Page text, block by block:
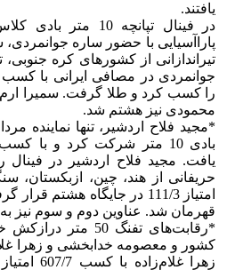
یافتند.
پاراآسیایی با حضور ساره
تیراندازانی از کشورهای کره
را کسب کرد و طلا گرفت. سمیرا
محمودی نیز هشتم شد.
*مجید فلاح اردشیر، تنها نماینده
یافت. مجید فلاح اردشیر در فینال
حریفانی از هند، چین، ازبکستان،
امتیاز 111/3 در جایگاه هشتم
قهرمان شد. عناوین دوم و سوم نیز به
کشور و معصومه خدابخشی و زهرا
زهرا